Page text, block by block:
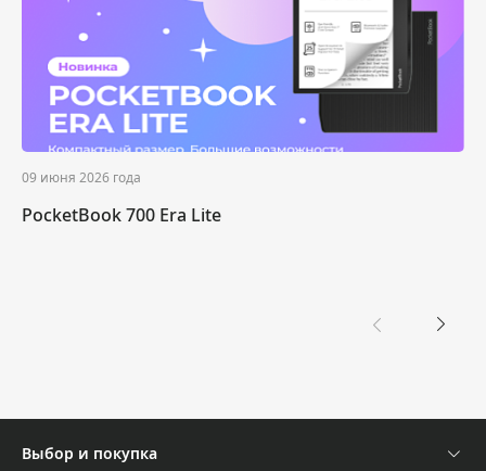
09 июня 2026 года
PocketBook 700 Era Lite
Выбор и покупка